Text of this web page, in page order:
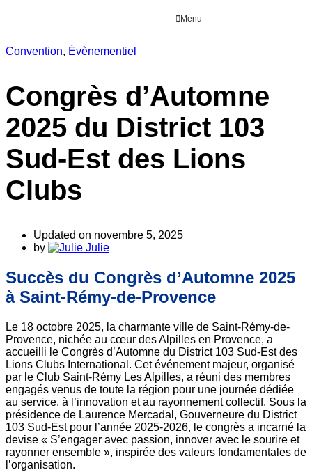
Menu
Convention, Évènementiel
Congrès d’Automne
2025 du District 103
Sud-Est des Lions
Clubs
Updated on novembre 5, 2025
by
Julie
Succès du Congrès d’Automne 2025
à Saint-Rémy-de-Provence
Le 18 octobre 2025, la charmante ville de Saint-Rémy-de-
Provence, nichée au cœur des Alpilles en Provence, a
accueilli le Congrès d’Automne du District 103 Sud-Est des
Lions Clubs International. Cet événement majeur, organisé
par le Club Saint-Rémy Les Alpilles, a réuni des membres
engagés venus de toute la région pour une journée dédiée
au service, à l’innovation et au rayonnement collectif. Sous la
présidence de Laurence Mercadal, Gouverneure du District
103 Sud-Est pour l’année 2025-2026, le congrès a incarné la
devise « S’engager avec passion, innover avec le sourire et
rayonner ensemble », inspirée des valeurs fondamentales de
l’organisation.